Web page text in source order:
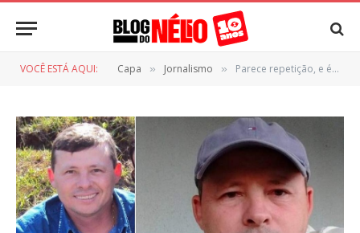
VOCÊ ESTÁ AQUI: Capa » Jornalismo » Parece repetição, e é! Pistoleiros executam ex-candidato a vereador em Amambai